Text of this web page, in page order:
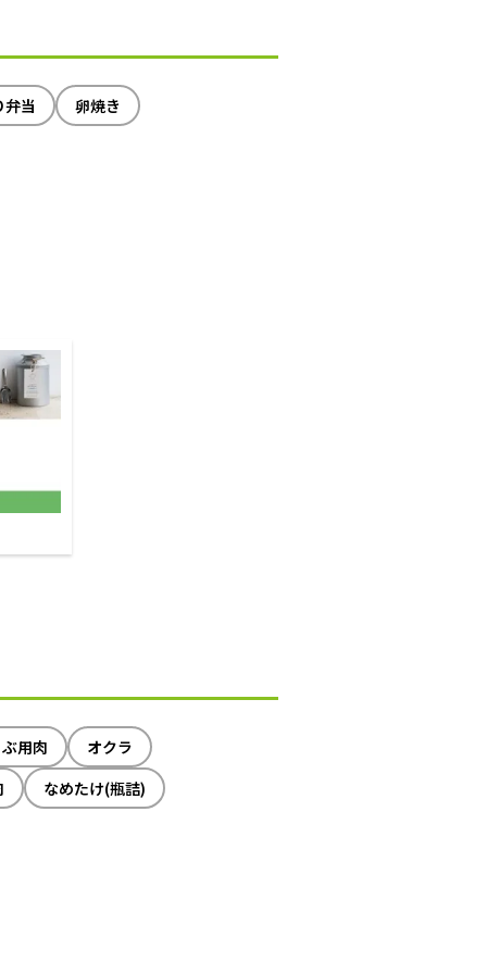
当 卵焼き
用肉
オクラ
なめたけ(瓶詰)